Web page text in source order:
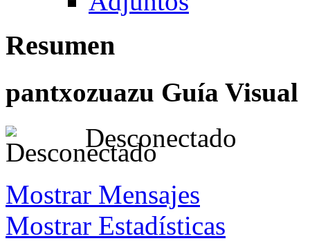
Resumen
pantxozuazu Guía Visual
Desconectado
Mostrar Mensajes
Mostrar Estadísticas